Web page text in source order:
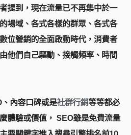
提到，現在流量已不再集中於一
場域、各式各樣的群眾、各式各
位營銷的全面啟動時代，消費者
他們自己驅動、接觸頻率、時間
內容口碑或是社群行銷等等都必
體驗或價值， SEO雖是免費流量